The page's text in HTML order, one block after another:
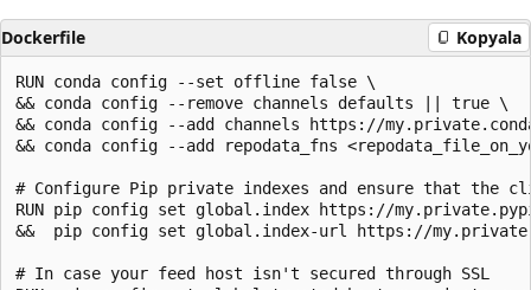
Dockerfile Kopyala
RUN conda config --set offline false \
&& conda config --remove channels defaults || true \
&& conda config --add channels https://
&& conda config --add repodata_fns
# Configure Pip private indexes and ensure that the
RUN pip config set global.index https://
&&  pip config set global.index-url https://
# In case your feed host isn't secured through SSL